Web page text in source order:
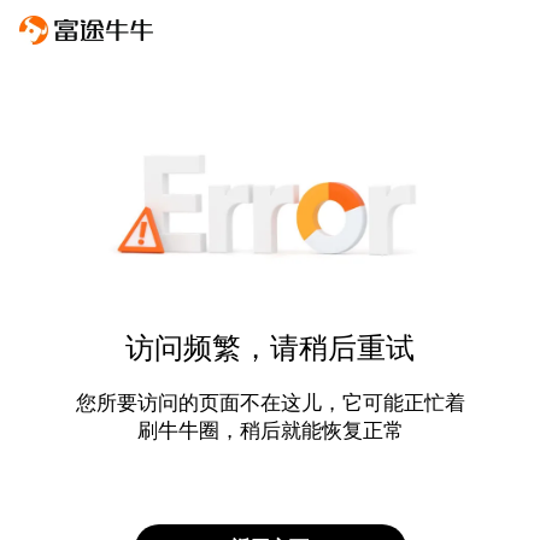
访问频繁，请稍后重试
您所要访问的页面不在这儿，它可能正忙着
刷牛牛圈，稍后就能恢复正常